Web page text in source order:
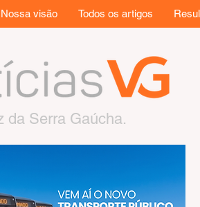
Nossa visão Todos os artigos
da Serra Gaúcha.